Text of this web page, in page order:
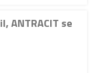
ANTRACIT se